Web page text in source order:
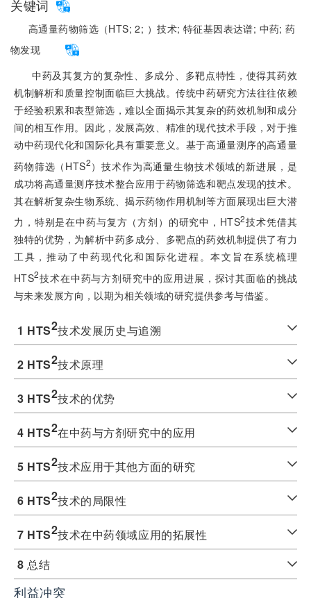
关键词
高通量药物筛选（HTS;2; ）技术; 特征基因表达谱; 中药;药
物发现
中药及其复方的复杂性、多成分、多靶点特性，使得其药效
机制解析和质量控制面临巨大挑战。传统中药研究方法往往依赖
于经验积累和表型筛选，难以全面揭示其复杂的药效机制和成分
间的相互作用。因此，发展高效、精准的现代技术手段，对于推
动中药现代化和国际化具有重要意义。基于高通量测序的高通量
药物筛选（HTS2）技术作为高通量生物技术领域的新进展，是
成功将高通量测序技术整合应用于药物筛选和靶点发现的技术。
其在解析复杂生物系统、揭示药物作用机制等方面展现出巨大潜
力，特别是在中药与复方（方剂）的研究中，HTS2技术凭借其
独特的优势，为解析中药多成分、多靶点的药效机制提供了有力
工具，推动了中药现代化和国际化进程。本文旨在系统梳理
HTS2技术在中药与方剂研究中的应用进展，探讨其面临的挑战
与未来发展方向，以期为相关领域的研究提供参考与借鉴。
1 HTS2技术发展历史与追溯
2 HTS2技术原理
3 HTS2技术的优势
4 HTS2在中药与方剂研究中的应用
5 HTS2技术应用于其他方面的研究
6 HTS2技术的局限性
7 HTS2技术在中药领域应用的拓展性
8总结
利益冲突